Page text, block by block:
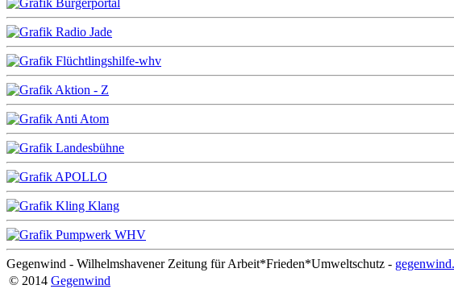
Gegenwind - Wilhelmshavener Zeitung für Arbeit*Frieden*Umweltschutz -
© 2014 Gegenwind